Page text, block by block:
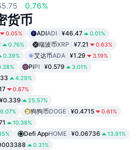
0.76%
货币
0.05% ADIADI ¥46.47 0.01%
0.76% 瑞波币XRP ¥7.21 0.63%
0.39% 艾达币ADA ¥1.29 3.19%
PiPI ¥0.579 3.01%
4.29%
0.87%
¥0.339 25.57%
6.07% 狗狗币DOGE ¥0.4715 0.61%
10.38%
Defi AppHOME ¥0.06736 13.91%
0.31%